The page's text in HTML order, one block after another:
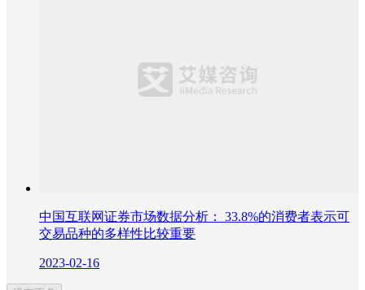
中国互联网证券市场数据分析： 33.8%的消费者表示可
交易品种的多样性比较重要
2023-02-16